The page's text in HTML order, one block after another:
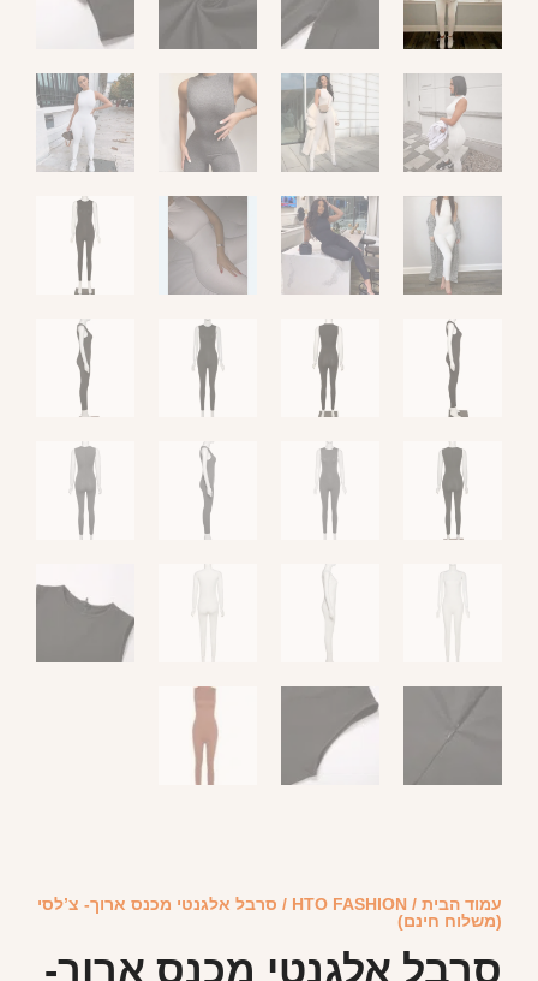
עמוד הבית /
HTO FASHION / סרבל אלגנטי מכנס ארוך- צ’לסי
(משלוח חינם)
סרבל אלגנטי מכנס ארוך-